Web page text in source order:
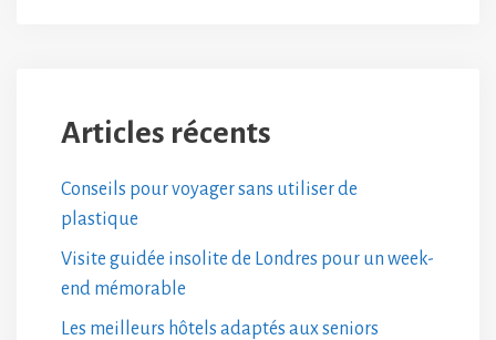
Articles récents
Conseils pour voyager sans utiliser de
plastique
Visite guidée insolite de Londres pour un week-
end mémorable
Les meilleurs hôtels adaptés aux seniors